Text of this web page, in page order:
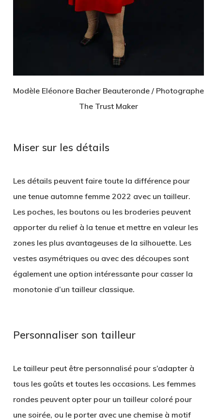
Modèle Eléonore Bacher Beauteronde / Photographe
The Trust Maker
Miser sur les détails
Les détails peuvent faire toute la différence pour
une tenue automne femme 2022 avec un tailleur.
Les poches, les boutons ou les broderies peuvent
apporter du relief à la tenue et mettre en valeur les
zones les plus avantageuses de la silhouette. Les
vestes asymétriques ou avec des découpes sont
également une option intéressante pour casser la
monotonie d’un tailleur classique.
Personnaliser son tailleur
Le tailleur peut être personnalisé pour s’adapter à
tous les goûts et toutes les occasions. Les femmes
rondes peuvent opter pour un tailleur coloré pour
une soirée, ou le porter avec une chemise à motif